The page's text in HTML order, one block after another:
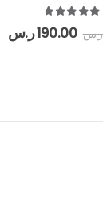
ر.س 190.00ر.س